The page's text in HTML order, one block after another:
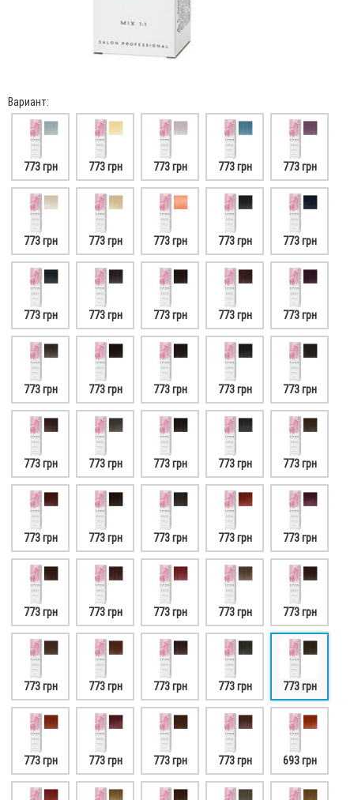
Вариант:
773 грн 773 грн 773 грн 773 грн 773 грн
773 грн 773 грн 773 грн 773 грн 773 грн
773 грн 773 грн 773 грн 773 грн 773 грн
773 грн 773 грн 773 грн 773 грн 773 грн
773 грн 773 грн 773 грн 773 грн 773 грн
773 грн 773 грн 773 грн 773 грн 773 грн
773 грн 773 грн 773 грн 773 грн 773 грн
773 грн 773 грн 773 грн 773 грн 773 грн
773 грн 773 грн 773 грн 773 грн 693 грн